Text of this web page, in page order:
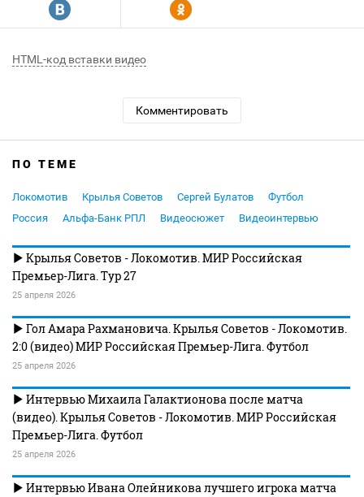
R Y
HTML-код вставки видео
Комментировать
ПО ТЕМЕ
Локомотив Крылья Советов Сергей Булатов
Футбол
Россия
Альфа-Банк РПЛ Видеосюжет Видеоинтервью
Крылья Советов - Локомотив. МИР Российская
Премьер-Лига. Тур 27
25 апреля 2026
Гол Амара Рахмановича. Крылья Советов - Локомотив.
2:0 (видео) МИР Российская Премьер-Лига. Футбол
25 апреля 2026
Интервью Михаила Галактионова после матча
(видео). Крылья Советов - Локомотив. МИР Российская
Премьер-Лига. Футбол
25 апреля 2026
Интервью Ивана Олейникова лучшего игрока матча